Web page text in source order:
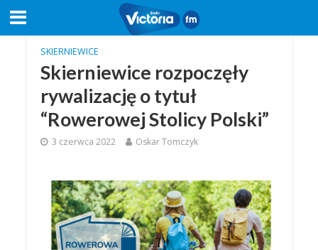
SKIERNIEWICE
Skierniewice rozpoczęły
rywalizację o tytuł
“Rowerowej Stolicy Polski”
3 czerwca 2022 Oskar Tomczyk